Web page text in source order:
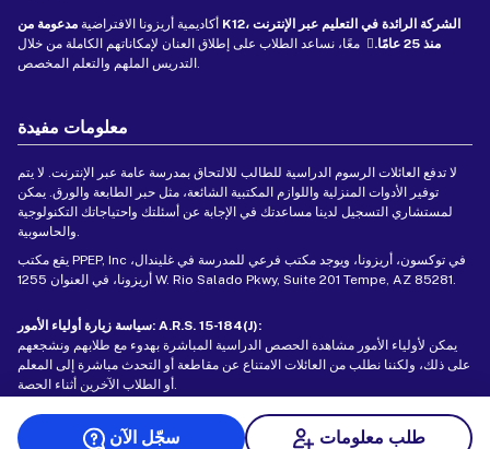
أكاديمية أريزونا الافتراضية مدعومة من K12، الشركة الرائدة في التعليم عبر الإنترنت
منذ 25 عامًا.
معًا، نساعد الطلاب على إطلاق العنان لإمكاناتهم الكاملة من خلال
معلومات مفيدة
لا تدفع العائلات الرسوم الدراسية للطالب للالتحاق بمدرسة عامة عبر الإنترنت. لا يتم
توفير الأدوات المنزلية واللوازم المكتبية الشائعة، مثل حبر الطابعة والورق. يمكن
لمستشاري التسجيل لدينا مساعدتك في الإجابة عن أسئلتك واحتياجاتك التكنولوجية
يقع مكتب PPEP, Inc في توكسون، أريزونا، ويوجد مكتب فرعي للمدرسة في غليندال،
أريزونا، في العنوان 1255 W. Rio Salado Pkwy, Suite 201 Tempe, AZ 85281.
سياسة زيارة أولياء الأمور: A.R.S. 15-184(J):
يمكن لأولياء الأمور مشاهدة الحصص الدراسية المباشرة بهدوء مع طلابهم ونشجعهم
على ذلك، ولكننا نطلب من العائلات الامتناع عن مقاطعة أو التحدث مباشرة إلى المعلم
سجّل الآن طلب معلومات